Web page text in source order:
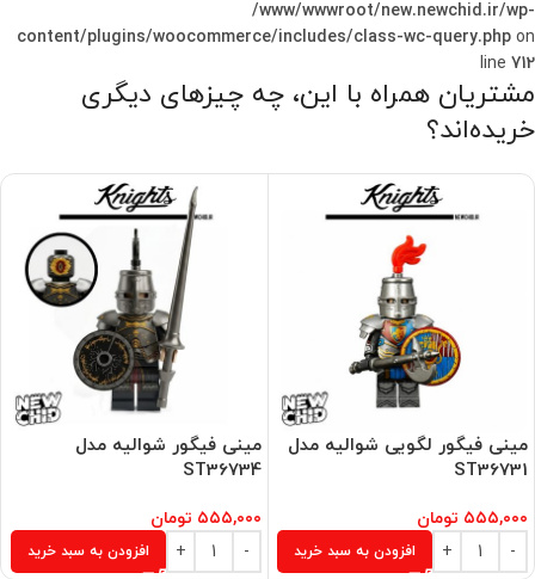
/www/wwwroot/new.newchid.ir/wp-
content/plugins/woocommerce/includes/class-wc-query.php on
line 712
مشتریان همراه با این، چه چیزهای دیگری
خریده‌اند؟
مینی فیگور لگویی شوالیه مدل
ST36731
۵۵۵,۰۰۰ تومان
افزودن به سبد خرید
مینی فیگور شوالیه مدل
ST36734
۵۵۵,۰۰۰ تومان
افزودن به سبد خرید